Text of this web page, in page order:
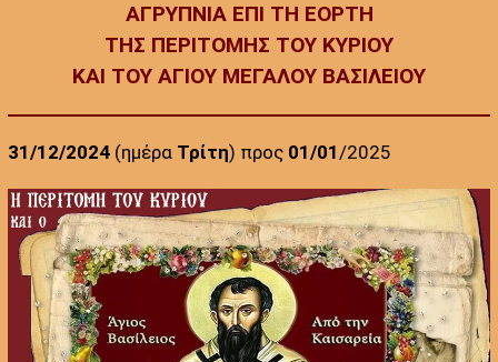
ΑΓΡΥΠΝΙΑ ΕΠΙ ΤΗ ΕΟΡΤΗ
ΤΗΣ ΠΕΡΙΤΟΜΗΣ ΤΟΥ ΚΥΡΙΟΥ
ΚΑΙ ΤΟΥ ΑΓΙΟΥ ΜΕΓΑΛΟΥ ΒΑΣΙΛΕΙΟΥ
31/12/2024(ημέρα Τρίτη) προς 01/01/2025